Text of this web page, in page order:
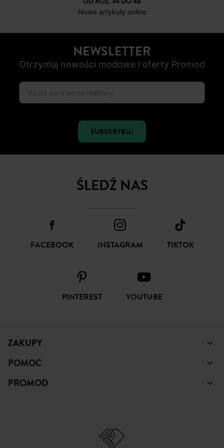
Nowe artykuły online
NEWSLETTER
Otrzymuj nowości modowe i oferty Promod
SUBSKRYBUJ
ŚLEDŹ NAS
FACEBOOK INSTAGRAM TIKTOK
PINTEREST YOUTUBE
ZAKUPY
POMOC
PROMOD